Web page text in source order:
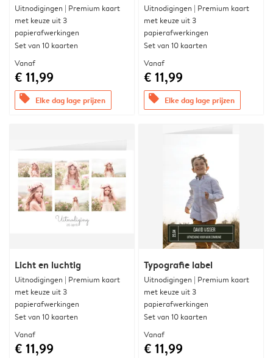
Uitnodigingen | Premium kaart
met keuze uit 3
papierafwerkingen
Set van 10 kaarten
Vanaf
€ 11,99
offers Elke dag lage prijzen
Uitnodigingen | Premium kaart
met keuze uit 3
papierafwerkingen
Set van 10 kaarten
Vanaf
€ 11,99
offers Elke dag lage prijzen
Licht en luchtig
Uitnodigingen | Premium kaart
met keuze uit 3
papierafwerkingen
Set van 10 kaarten
Vanaf
€ 11,99
Typografie label
Uitnodigingen | Premium kaart
met keuze uit 3
papierafwerkingen
Set van 10 kaarten
Vanaf
€ 11,99